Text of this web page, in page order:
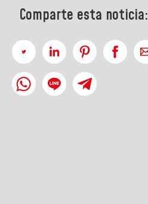
Comparte esta noticia: